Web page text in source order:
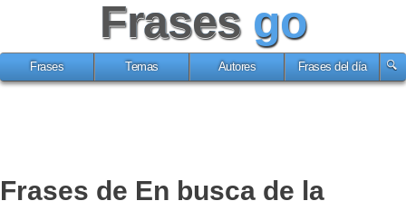
Frases go
Frases Temas Autores Frases del día
Frases de En busca de la